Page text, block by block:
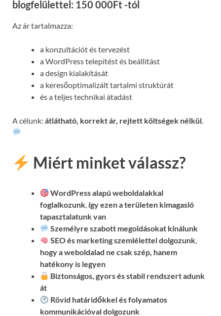
blogfelülettel: 150 000Ft -tól
Az ár tartalmazza:
a konzultációt és tervezést
a WordPress telepítést és beállítást
a design kialakítását
a keresőoptimalizált tartalmi struktúrát
és a teljes technikai átadást
A célunk: átlátható, korrekt ár, rejtett költségek nélkül
Miért minket válassz?
WordPress alapú weboldalakkal
foglalkozunk, így ezen a területen kimagasló
tapasztalatunk van
Személyre szabott megoldásokat kínálunk
SEO és marketing szemlélettel dolgozunk,
hogy a weboldalad ne csak szép, hanem
hatékony is legyen
Biztonságos, gyors és stabil rendszert adunk
át
Rövid határidőkkel és folyamatos
kommunikációvaldolgozunk